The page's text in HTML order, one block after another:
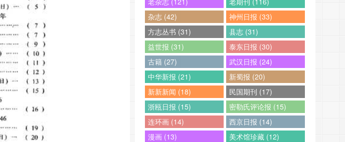
杂志 (42)
神州日报 (33)
方志丛书 (31)
县志 (31)
益世报 (31)
泰东日报 (30)
古籍 (27)
武汉日报 (24)
中华新报 (21)
新蜀报 (20)
新新新闻 (18)
民国期刊 (17)
浙瓯日报 (15)
密勒氏评论报 (15)
连环画 (14)
西京日报 (14)
漫画 (13)
美术馆珍藏 (12)